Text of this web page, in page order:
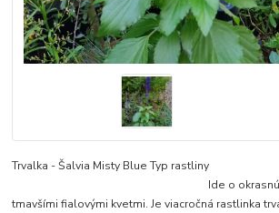
Trvalka - Šalvia Misty Blue
Ide o okrasnú trvalku
tmavšími fialovými kvetmi. Je viacročná rastlinka